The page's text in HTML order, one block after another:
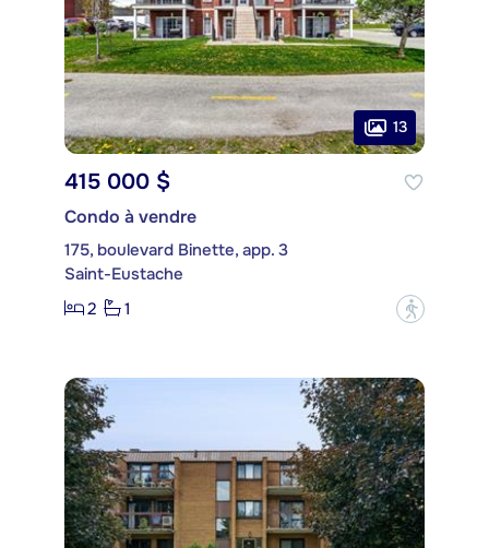
13
415 000 $
Condo à vendre
175, boulevard Binette, app. 3
Saint-Eustache
2
1 ?